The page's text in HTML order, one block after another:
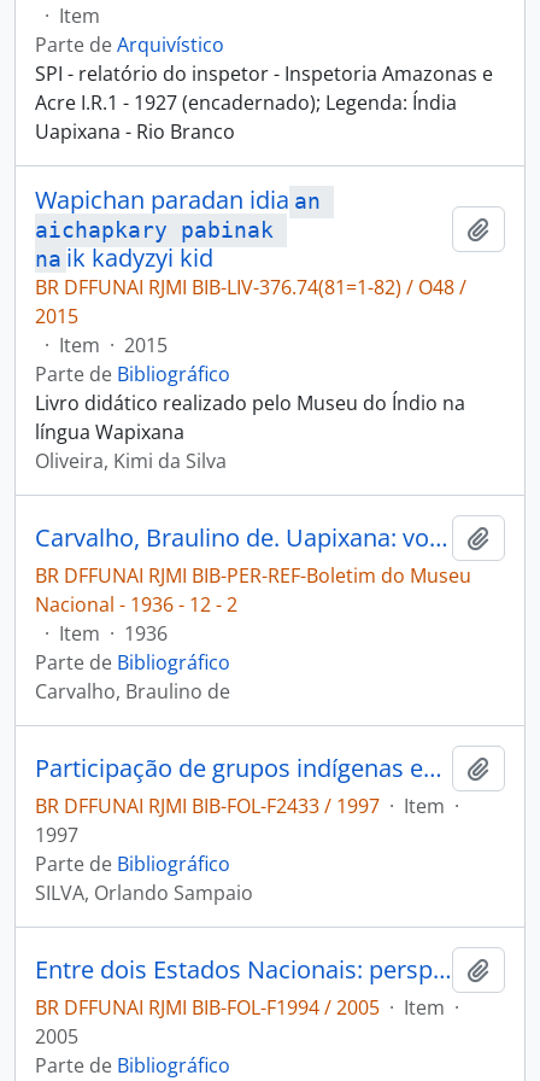
· Item
Parte deArquivístico
SPI - relatório do inspetor - Inspetoria Amazonas e
Acre I.R.1 - 1927 (encadernado); Legenda: Índia
Uapixana - Rio Branco
Wapichan paradan idia an
aichapkary pabinak
na ik kadyzyi kid
BR DFFUNAI RJMI BIB-LIV-376.74(81=1-82) / O48 /
2015
· Item · 2015
Parte de Bibliográfico
Livro didático realizado pelo Museu do Índio na
língua Wapixana
Oliveira, Kimi da Silva
Carvalho, Braulino de. Uapixana: vocabulário e modo de falar dos Uapixanas [Boletim do Museu Nacional]
BR DFFUNAI RJMI BIB-PER-REF-Boletim do Museu
Nacional - 1936 - 12 - 2
· Item · 1936
Parte de Bibliográfico
Carvalho, Braulino de
Participação de grupos indígenas em atividades econômicas da sociedade dominante na Amazônia brasileira
BR DFFUNAI RJMI BIB-FOL-F2433 / 1997 · Item ·
1997
Parte de Bibliográfico
SILVA, Orlando Sampaio
Entre dois Estados Nacionais: perspectivas indígenas a respeito da fronteira entre Guiana e Brasil.
BR DFFUNAI RJMI BIB-FOL-F1994 / 2005 · Item ·
2005
Parte de Bibliográfico